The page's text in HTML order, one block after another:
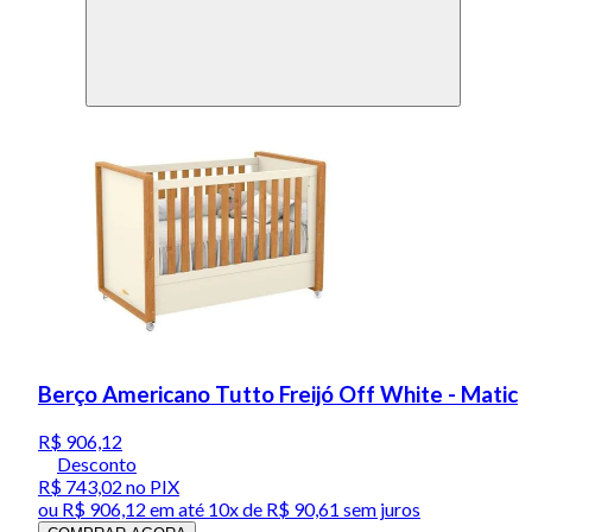
Berço Americano Tutto Freijó Off White - Matic
R$ 906,12
Desconto
R$ 743,02 no PIX
ou R$ 906,12 em até 10x de R$ 90,61 sem juros